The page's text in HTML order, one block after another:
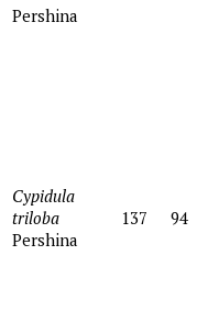
Pershina
Cypidula
triloba
Pershina
137 94